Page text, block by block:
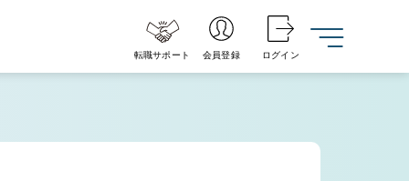
転職サポート 会員登録 ログイン